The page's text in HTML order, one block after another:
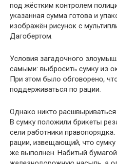
под жёстким контролем
указанная сумма готова и
изображён рисунок с
Дагобертом.
Условия загадочного
самыми: выбросить сумку из
При этом было обговорено,
поддерживаться по рации.
Однако никто
В сумку положили брикеты
сели работники
рации, извещающий, что
же выполнен. Набитый